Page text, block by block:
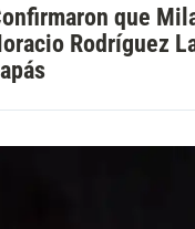
que
Rodríguez